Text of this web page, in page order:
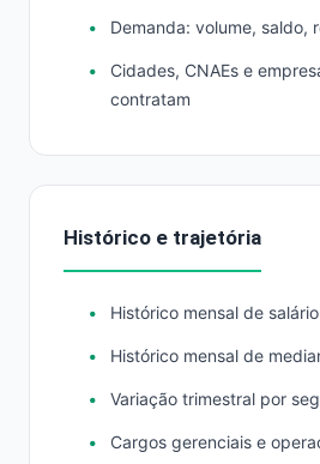
Demanda: volume, saldo,
Cidades, CNAEs e
contratam
Histórico e trajetória
Histórico mensal de
Histórico mensal de
Variação trimestral por
Cargos gerenciais e